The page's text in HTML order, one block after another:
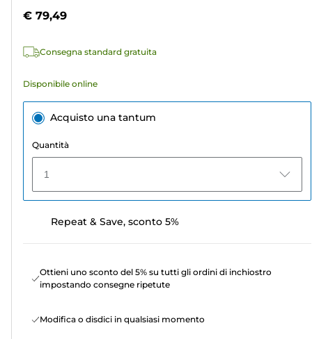
141
colori
€ 79,49
Consegna standard gratuita
Disponibile online
Acquisto una tantum
Quantità
1
Repeat & Save, sconto 5%
Ottieni uno sconto del 5% su tutti gli ordini di inchiostro
impostando consegne ripetute
Modifica o disdici in qualsiasi momento